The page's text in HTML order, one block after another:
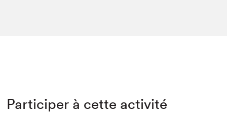
Participer à cette activité